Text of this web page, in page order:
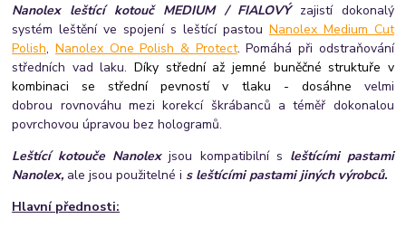
Nanolex leštící kotouč MEDIUM / FIALOVÝ zajistí dokonalý
systém leštění ve spojení s leštící pastou Nanolex Medium Cut
Polish, Nanolex One Polish & Protect. Pomáhá při odstraňování
středních vad laku. Díky střední až jemné buněčné struktuře v
kombinaci se střední pevností v tlaku - dosáhne velmi
dobrou rovnováhu mezi korekcí škrábanců a téměř dokonalou
povrchovou úpravou bez hologramů.
Leštící kotouče Nanolexjsou kompatibilní s leštícími pastami
Nanolex, ale jsou použitelné i s leštícími pastami jiných výrobců.
Hlavní přednosti: